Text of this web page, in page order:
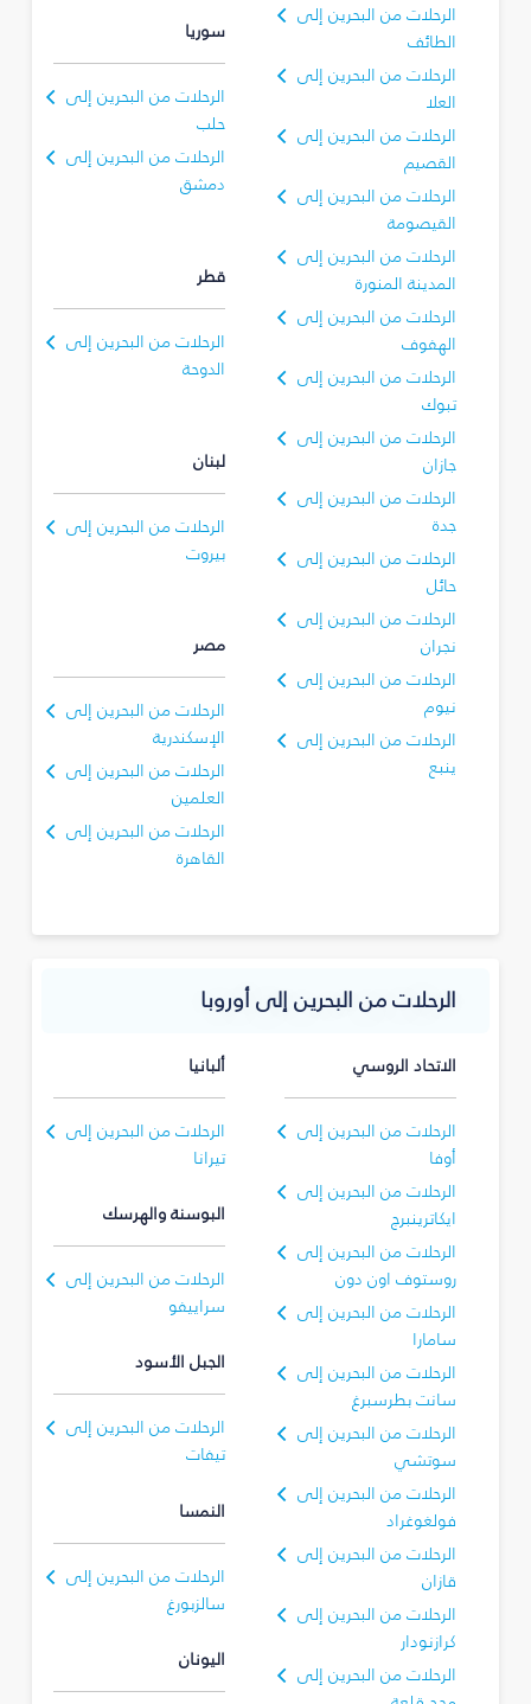
الرحلات من البحرين إلى
الطائف
الرحلات من البحرين إلى
العلا
الرحلات من البحرين إلى
القصيم
الرحلات من البحرين إلى
القيصومة
الرحلات من البحرين إلى
المدينة المنورة
الرحلات من البحرين إلى
الهفوف
الرحلات من البحرين إلى
تبوك‎
الرحلات من البحرين إلى
جازان
الرحلات من البحرين إلى
جدة
الرحلات من البحرين إلى
حائل
الرحلات من البحرين إلى
نجران‎
الرحلات من البحرين إلى
نيوم
الرحلات من البحرين إلى
ينبع
سوريا
الرحلات من البحرين إلى
حلب
الرحلات من البحرين إلى
دمشق
قطر
الرحلات من البحرين إلى
الدوحة
لبنان
الرحلات من البحرين إلى
بيروت
مصر
الرحلات من البحرين إلى
الإسكندرية
الرحلات من البحرين إلى
العلمين
الرحلات من البحرين إلى
القاهرة
الرحلات من البحرين إلى أوروبا
الاتحاد الروسي
الرحلات من البحرين إلى
أوفا
الرحلات من البحرين إلى
ايكاترينبرج
الرحلات من البحرين إلى
روستوف اون دون
الرحلات من البحرين إلى
سامارا
الرحلات من البحرين إلى
سانت بطرسبرغ
الرحلات من البحرين إلى
سوتشي
الرحلات من البحرين إلى
فولغوغراد
الرحلات من البحرين إلى
قازان
الرحلات من البحرين إلى
كرازنودار
الرحلات من البحرين إلى
ألبانيا
الرحلات من البحرين إلى
تيرانا
البوسنة والهرسك
الرحلات من البحرين إلى
سراييفو
الجبل الأسود
الرحلات من البحرين إلى
تيفات
النمسا
الرحلات من البحرين إلى
سالزبورغ
اليونان